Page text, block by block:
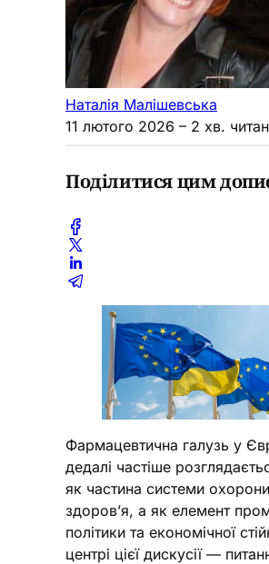
Наталія Малішевська
11 лютого 2026 – 2 хв.
Поділитися цим
Фармацевтична галузь у
дедалі частіше
як частина системи охорони
здоров’я, а як елемент
політики та економічної
центрі цієї дискусії —